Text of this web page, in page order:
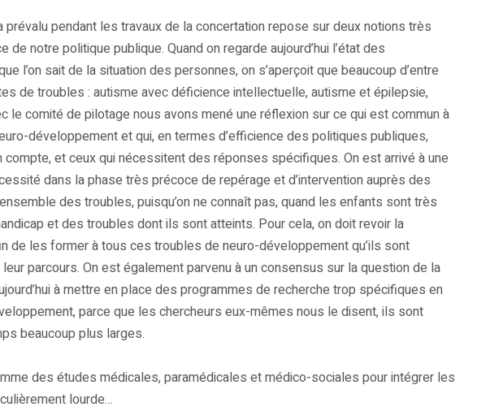
prévalu pendant les travaux de la concertation repose sur deux notions très
de notre politique publique. Quand on regarde aujourd’hui l’état des
l’on sait de la situation des personnes, on s’aperçoit que beaucoup d’entre
de troubles : autisme avec déficience intellectuelle, autisme et épilepsie,
le comité de pilotage nous avons mené une réflexion sur ce qui est commun à
développement et qui, en termes d’efficience des politiques publiques,
compte, et ceux qui nécessitent des réponses spécifiques. On est arrivé à une
dans la phase très précoce de repérage et d’intervention auprès des
des troubles, puisqu’on ne connaît pas, quand les enfants sont très
et des troubles dont ils sont atteints. Pour cela, on doit revoir la
de les former à tous ces troubles de neuro-développement qu’ils sont
parcours. On est également parvenu à un consensus sur la question de la
à mettre en place des programmes de recherche trop spécifiques en
parce que les chercheurs eux-mêmes nous le disent, ils sont
beaucoup plus larges.
des études médicales, paramédicales et médico-sociales pour intégrer les
lourde…